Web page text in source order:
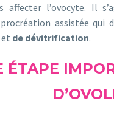
affecter l’ovocyte. Il
assistée qui
et de dévitrification.
ÉTAPE